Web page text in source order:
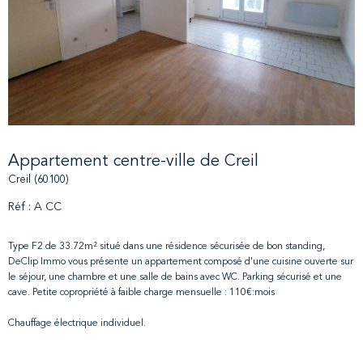
Appartement centre-ville de Creil
Creil (60100)
Réf : A CC
Type F2 de 33.72m² situé dans une résidence sécurisée de bon standing,
DeClip Immo vous présente un appartement composé d'une cuisine ouverte sur
le séjour, une chambre et une salle de bains avec WC. Parking sécurisé et une
cave. Petite copropriété à faible charge mensuelle : 110€:mois
Chauffage électrique individuel.